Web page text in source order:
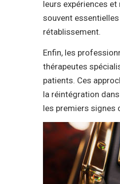
leurs expériences
souvent
rétablissement.
Enfin, les
thérapeutes
patients. Ces
la réintégration
les premiers signes